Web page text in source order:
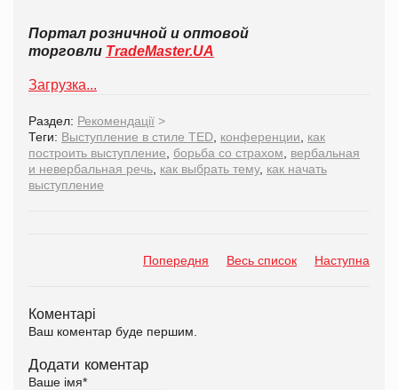
Портал розничной и оптовой
торговли TradeMaster.UA
Загрузка...
Раздел: Рекомендації >
Теги: Выступление в стиле TED конференции
как
построить выступление
борьба со страхом
вербальная
и невербальная речь как выбрать тему, как начать
выступление
Попередня Весь список Наступна
Коментарі
Ваш коментар буде першим.
Додати коментар
Ваше імя*